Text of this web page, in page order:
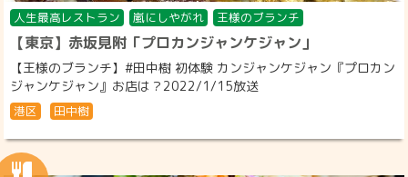
人生最高レストラン 嵐にしやがれ 王様のブランチ
【東京】赤坂見附「プロカンジャンケジャン」
【王様のブランチ】#田中樹 初体験 カンジャンケジャン『プロカン
ジャンケジャン』お店は？2022/1/15放送
港区 田中樹